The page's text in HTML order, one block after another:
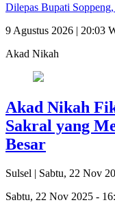
Dilepas Bupati
9 Agustus 2026 | 20:03
Akad Nikah
Akad Nikah
Sakral yang
Besar
Sulsel | Sabtu, 22 Nov
Sabtu, 22 Nov 2025 -